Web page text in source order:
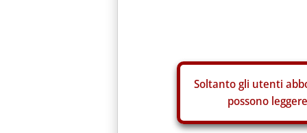
Soltanto gli utenti
possono